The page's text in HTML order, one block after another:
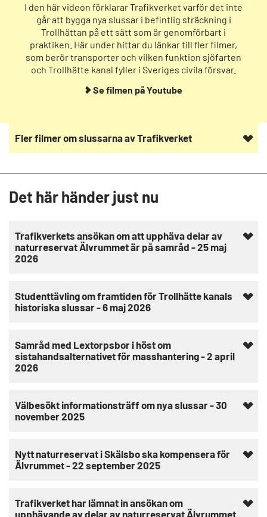
I den här videon förklarar Trafikverket varför det inte
går att bygga nya slussar i befintlig sträckning i
Trollhättan på ett sätt som är genomförbart i
praktiken. Här under hittar du länkar till fler filmer,
som berör transporter och vilken funktion sjöfarten
och Trollhätte kanal fyller i Sveriges civila försvar.
Se filmen på Youtube
Fler filmer om slussarna av Trafikverket
Det här händer just nu
Trafikverkets ansökan om att upphäva delar av
naturreservat Älvrummet är på samråd - 25 maj
2026
Studenttävling om framtiden för Trollhätte kanals
historiska slussar - 6 maj 2026
Samråd med Lextorpsbor i höst om
sistahandsalternativet för masshantering - 2 april
2026
Välbesökt informationsträff om nya slussar - 30
november 2025
Nytt naturreservat i Skälsbo ska kompensera för
Älvrummet - 22 september 2025
Trafikverket har lämnat in ansökan om
upphävande av delar av naturreservat Älvrummet